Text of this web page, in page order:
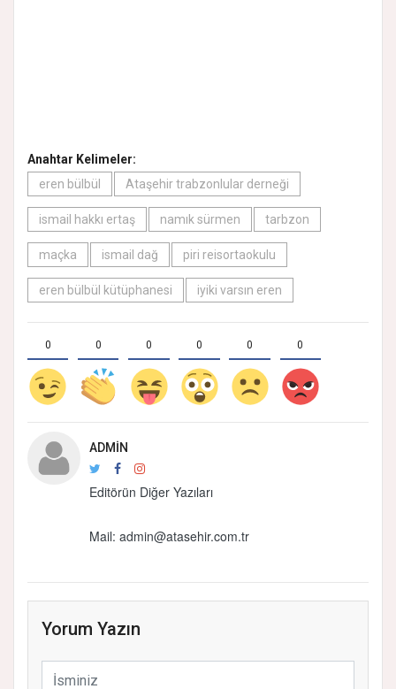
Anahtar Kelimeler:
eren bülbül
Ataşehir trabzonlular derneği
ismail hakkı ertaş namık sürmen tarbzon
maçka ismail dağ piri reisortaokulu
eren bülbül kütüphanesi iyiki varsın eren
0 0 0 0 0 0
ADMIN
Editörün Diğer Yazıları
Mail: admin@atasehir.com.tr
Yorum Yazın